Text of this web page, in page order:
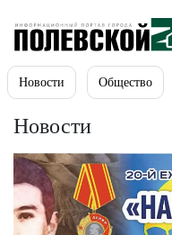
Новости Общество
Новости